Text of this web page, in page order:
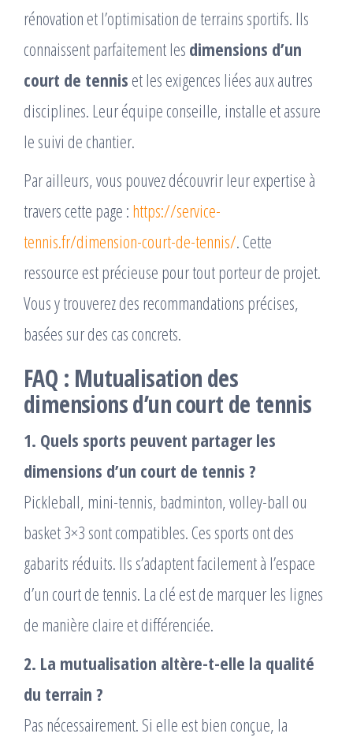
rénovation et l’optimisation de terrains sportifs. Ils
connaissent parfaitement les dimensions d’un
court de tennis et les exigences liées aux autres
disciplines. Leur équipe conseille, installe et assure
le suivi de chantier.
Par ailleurs, vous pouvez découvrir leur expertise à
travers cette page : https://service-
tennis.fr/dimension-court-de-tennis/. Cette
ressource est précieuse pour tout porteur de projet.
Vous y trouverez des recommandations précises,
basées sur des cas concrets.
FAQ : Mutualisation des
dimensions d’un court de tennis
1. Quels sports peuvent partager les
dimensions d’un court de tennis ?
Pickleball, mini-tennis, badminton, volley-ball ou
basket 3×3 sont compatibles. Ces sports ont des
gabarits réduits. Ils s’adaptent facilement à l’espace
d’un court de tennis. La clé est de marquer les lignes
de manière claire et différenciée.
2. La mutualisation altère-t-elle la qualité
du terrain ?
Pas nécessairement. Si elle est bien conçue, la